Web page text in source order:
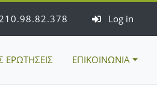
98 82 378 Log in
ΕΡΩΤΗΣΕΙΣ ΕΠΙΚΟΙΝΩΝΙΑ